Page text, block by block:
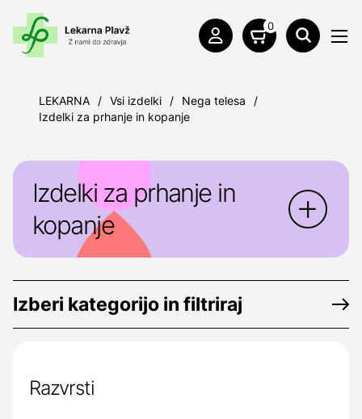
0
LEKARNA / Vsi izdelki / Nega telesa
/
Izdelki za prhanje in kopanje
Izdelki za prhanje in
kopanje
Izberi kategorijo in filtriraj
Razvrsti